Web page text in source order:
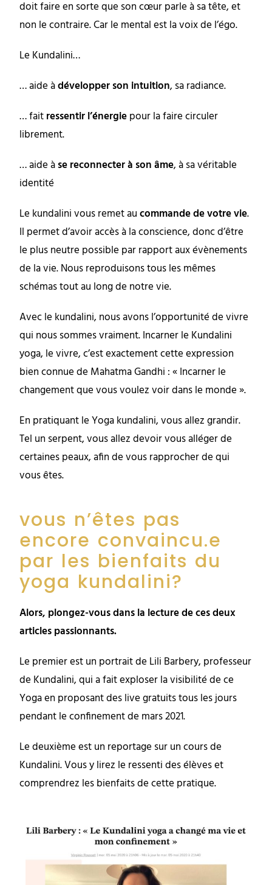
doit faire en sorte que son cœur parle à sa tête, et
non le contraire. Car le mental est la voix de l’égo.
Le Kundalini…
… aide àdévelopper son intuition, sa radiance.
… faitressentir l’énergiepour la faire circuler
librement.
… aide àse reconnecter à son âme, à sa véritable
identité
Le kundalini vous remet aucommande de votre vie.
Il permet d’avoir accès à la conscience, donc d’être
le plus neutre possible par rapport aux évènements
de la vie. Nous reproduisons tous les mêmes
schémas tout au long de notre vie.
Avec le kundalini, nous avons l’opportunité de vivre
qui nous sommes vraiment. Incarner le Kundalini
yoga, le vivre, c’est exactement cette expression
bien connue de Mahatma Gandhi : « Incarner le
changement que vous voulez voir dans le monde ».
En pratiquant le Yoga kundalini, vous allez grandir.
Tel un serpent, vous allez devoir vous alléger de
certaines peaux, afin de vous rapprocher de qui
vous êtes.
vous n’êtes pas
encore convaincu.e
par les bienfaits du
yoga kundalini?
Alors, plongez-vous dans la lecture de ces deux
articles passionnants.
Le premier est un portrait de Lili Barbery, professeur
de Kundalini, qui a fait exploser la visibilité de ce
Yoga en proposant des live gratuits tous les jours
pendant le confinement de mars 2021.
Le deuxième est un reportage sur un cours de
Kundalini. Vous y lirez le ressenti des élèves et
comprendrez les bienfaits de cette pratique.